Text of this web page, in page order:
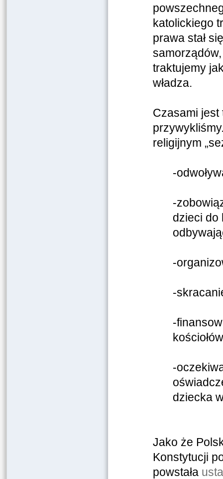
katolickiego
prawa stał
traktujemy
władza.
Czasami
religijnym
-
-
dzieci do
-
-
-
-
dziecka
Jako że
Konstytucji
powstała